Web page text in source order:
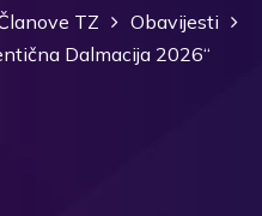
TZ
Obavijesti
Dalmacija 2026“